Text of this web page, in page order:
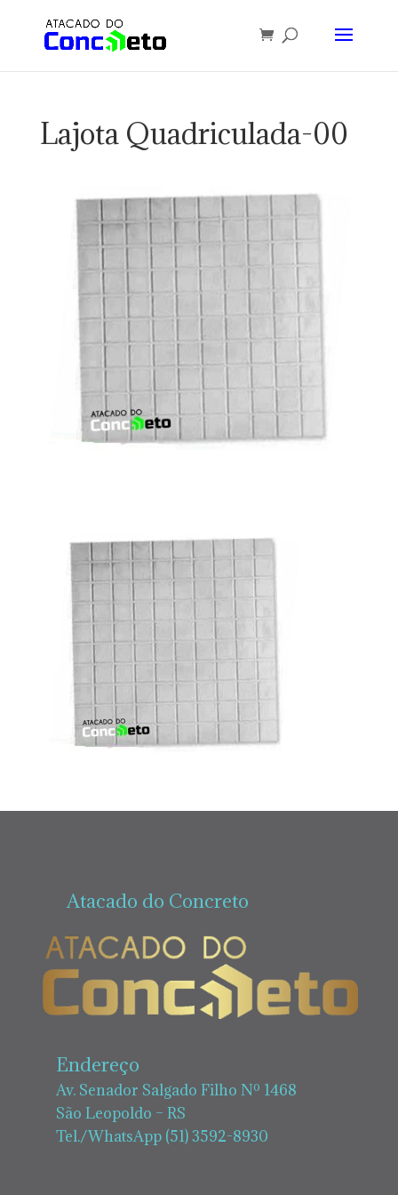
Lajota Quadriculada-00
Atacado do Concreto
Endereço
Av. Senador Salgado Filho Nº 1468
São Leopoldo – RS
Tel./WhatsApp (51) 3592-8930